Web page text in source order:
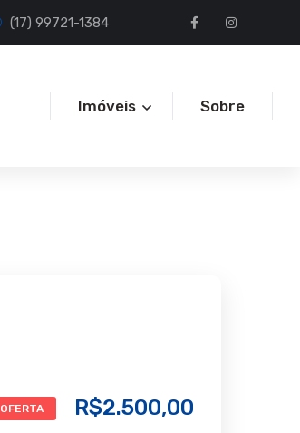
(17) 99721-1384
Imóveis Sobre
OFERTA R$2.500,00